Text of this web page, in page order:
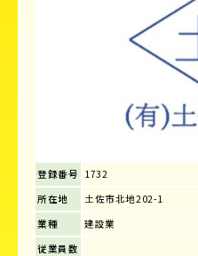
登録番号 1732
所在地
土佐市北地202-1
業種
建設業
従業員数